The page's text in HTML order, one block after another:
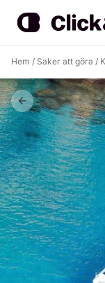
Hem / Saker att göra /